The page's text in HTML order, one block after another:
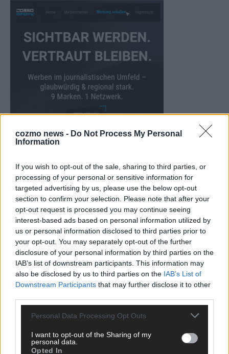
cozmo news - Do Not Process My Personal
Information
If you wish to opt-out of the sale, sharing to third parties, or
processing of your personal or sensitive information for
targeted advertising by us, please use the below opt-out
section to confirm your selection. Please note that after your
opt-out request is processed you may continue seeing
interest-based ads based on personal information utilized by
us or personal information disclosed to third parties prior to
your opt-out. You may separately opt-out of the further
disclosure of your personal information by third parties on the
IAB’s list of downstream participants. This information may
also be disclosed by us to third parties on the IAB’s List of
Downstream Participants that may further disclose it to other
Personal Data Processing Opt Outs
I want to opt-out of the Sharing of my
personal data.
Opted In
KEINE NEWS MEHR VERPASSEN